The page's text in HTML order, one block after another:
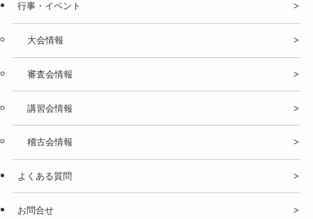
行事・イベント
大会情報
審査会情報
講習会情報
稽古会情報
よくある質問
お問合せ